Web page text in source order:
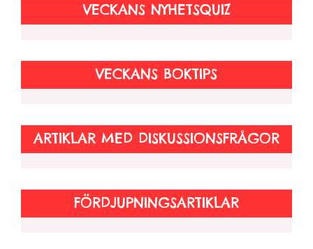
VECKANS NYHETSQUIZ
VECKANS BOKTIPS
ARTIKLAR MED DISKUSSIONSFRÅGOR
FÖRDJUPNINGSARTIKLAR